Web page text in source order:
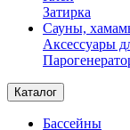
Затирка
Сауны,
Аксессуары
Каталог
Бассейны